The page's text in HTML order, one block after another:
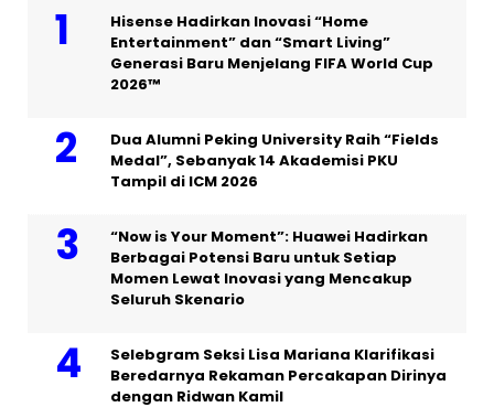
Hisense Hadirkan Inovasi “Home
Entertainment” dan “Smart Living”
Generasi Baru Menjelang FIFA World Cup
2026™
Dua Alumni Peking University Raih “Fields
Medal”, Sebanyak 14 Akademisi PKU
Tampil di ICM 2026
“Now is Your Moment”: Huawei Hadirkan
Berbagai Potensi Baru untuk Setiap
Momen Lewat Inovasi yang Mencakup
Seluruh Skenario
Selebgram Seksi Lisa Mariana Klarifikasi
Beredarnya Rekaman Percakapan Dirinya
dengan Ridwan Kamil